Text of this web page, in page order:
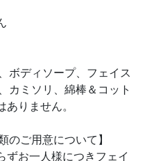
ボディソープ、フェイス
カミソリ、綿棒＆コット
りません。
のご用意について】
お一人様につきフェイ